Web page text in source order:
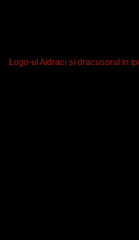
Logo-ul Aidraci si dracusorul in